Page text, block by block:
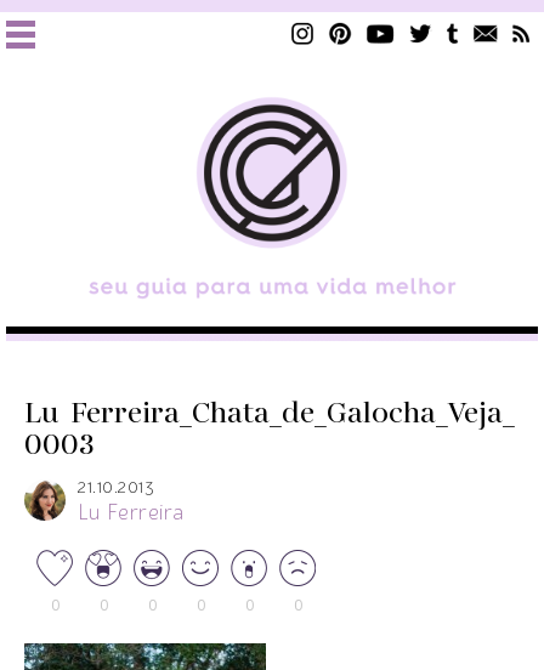
Lu_Ferreira_Chata_de_Galocha_Veja_
0003
21.10.2013
Lu Ferreira
0 0 0 0 0 0